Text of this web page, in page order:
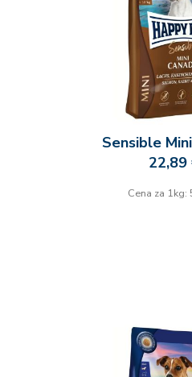
Sensible
22,89
Cena za 1kg: